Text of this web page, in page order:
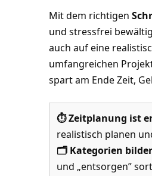
Mit dem richtigen
und stressfrei
auch auf eine
umfangreichen
spart am Ende Zeit,
⏱ Zeitplanung ist
realistisch planen
🗂 Kategorien
und „entsorgen”